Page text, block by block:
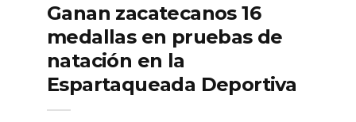
Ganan zacatecanos 16
medallas en pruebas de
natación en la
Espartaqueada Deportiva